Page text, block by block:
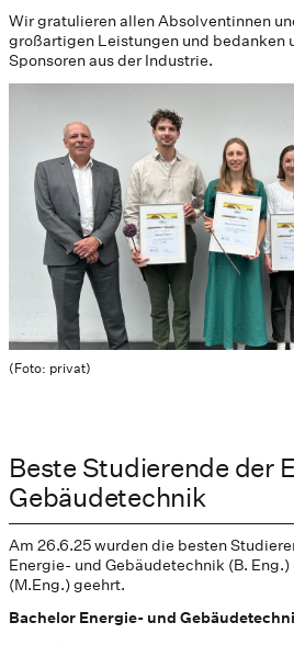
(Foto: privat)
Wir gratulieren allen Absolventinnen
großartigen Leistungen und bedanken
Sponsoren aus der Industrie.
Beste Studierende der
Gebäudetechnik
Am 26.6.25 wurden die besten
Energie- und Gebäudetechnik (B.
(M.Eng.) geehrt.
Bachelor Energie- und